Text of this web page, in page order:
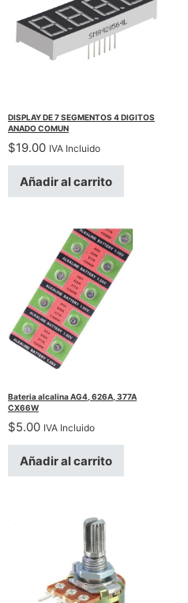
DISPLAY DE 7 SEGMENTOS 4 DIGITOS
ANADO COMUN
$19.00 IVA Incluido
Añadir al carrito
Bateria alcalina AG4, 626A, 377A
CX66W
$5.00 IVA Incluido
Añadir al carrito